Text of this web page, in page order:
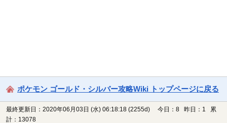
ポケモン ゴールド・シルバー攻略Wiki トップページに戻る
最終更新日：2020年06月03日 (水) 06:18:18 (2255d)
今日：8 昨日：1 累
計：13078